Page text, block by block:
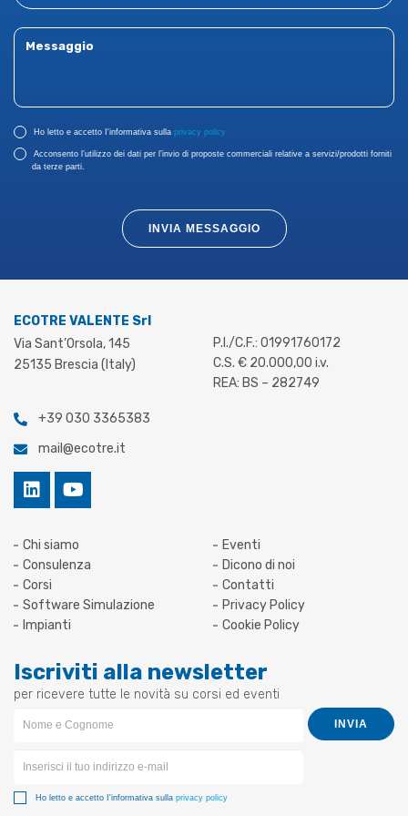
Ho letto e accetto I'informativa sulla privacy policy
Acconsento l’utilizzo dei dati per l’invio di proposte commerciali relative a servizi/prodotti forniti
da terze parti.
INVIA MESSAGGIO
ECOTRE VALENTE Srl
Via Sant’Orsola, 145
25135 Brescia (Italy)
+39 030 3365383
mail@ecotre.it
P.I./C.F.: 01991760172
C.S. € 20.000,00 i.v.
REA: BS – 282749
Chi siamo
Consulenza
Corsi
Software Simulazione
Impianti
Eventi
Dicono di noi
Contatti
Privacy Policy
Cookie Policy
Iscriviti alla newsletter
per ricevere tutte le novità su corsi ed eventi
Ho letto e accetto I'informativa sulla privacy policy
INVIA